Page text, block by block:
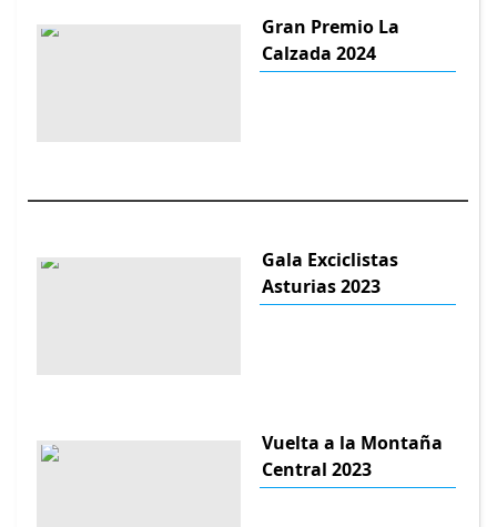
Gran Premio La
Calzada 2024
Gala Exciclistas
Asturias 2023
Vuelta a la Montaña
Central 2023